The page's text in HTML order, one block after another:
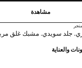
مشاهدة
والعناية